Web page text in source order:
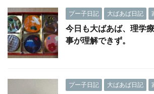
プー子日記 大ばあば日記
今日も大ばあば、理学
事が理解できず。
プー子日記 大ばあば日記